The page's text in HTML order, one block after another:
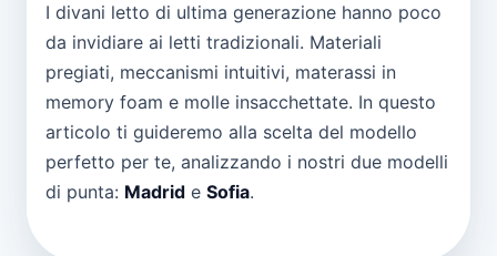
I divani letto di ultima generazione hanno poco
da invidiare ai letti tradizionali. Materiali
pregiati, meccanismi intuitivi, materassi in
memory foam e molle insacchettate. In questo
articolo ti guideremo alla scelta del modello
perfetto per te, analizzando i nostri due modelli
di punta: Madrid e Sofia.